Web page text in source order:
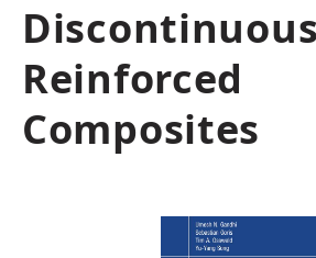
Reinforced
Composites
Bildergalerie überspringen